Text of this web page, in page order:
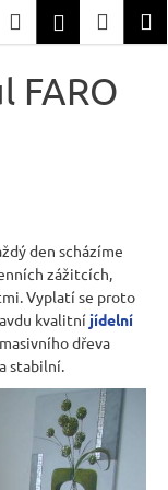
HledatPřihlášení
FARO
den scházíme
zážitcích,
Vyplatí se proto
kvalitní jídelní
dřeva
stabilní.